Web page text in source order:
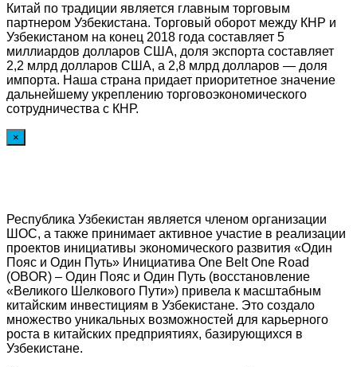
Китай по традиции является главным торговым
партнером Узбекистана. Торговый оборот между КНР и
Узбекистаном на конец 2018 года составляет 5
миллиардов долларов США, доля экспорта составляет
2,2 млрд долларов США, а 2,8 млрд долларов — доля
импорта. Наша страна придает приоритетное значение
дальнейшему укреплению торговоэкономического
сотрудничества с КНР.
×
Республика Узбекистан является членом организации
ШОС, а также принимает активное участие в реализации
проектов инициативы экономического развития «Один
Пояс и Один Путь» Инициатива One Belt One Road
(OBOR) – Один Пояс и Один Путь (восстановление
«Великого Шелкового Пути») привела к масштабным
китайским инвестициям в Узбекистане. Это создало
множество уникальных возможностей для карьерного
роста в китайских предприятиях, базирующихся в
Узбекистане.